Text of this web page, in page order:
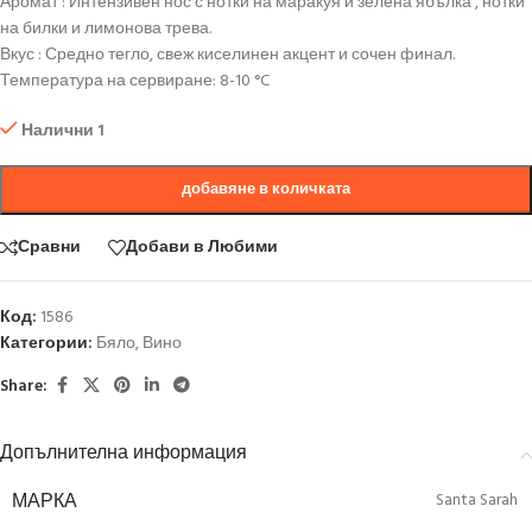
на билки и лимонова трева.
Вкус : Средно тегло, свеж киселинен акцент и сочен финал.
Температура на сервиране: 8-10 °C
Налични 1
добавяне в количката
Сравни Добави в Любими
Код: 1586
Категории: Бяло,Вино
Share:
Допълнителна информация
МАРКА Santa Sarah